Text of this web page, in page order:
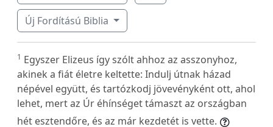
Új Fordítású Biblia
1 Egyszer Elizeus így szólt ahhoz az asszonyhoz,
akinek a fiát életre keltette: Indulj útnak házad
népével együtt, és tartózkodj jövevényként ott, ahol
lehet, mert az Úr éhínséget támaszt az országban
hét esztendőre, és az már kezdetét is vette.